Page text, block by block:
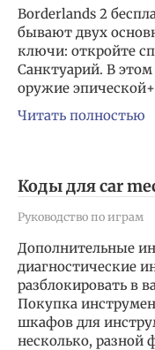
Borderlands 2
бывают двух
ключи: откройте
Санктуарий. В этом
оружие
Читать полностью
Коды для car
Руководство по играм
Дополнительные
диагностические
разблокировать в
Покупка
шкафов для
несколько, разной